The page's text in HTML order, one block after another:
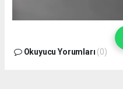
Okuyucu Yorumları (0)